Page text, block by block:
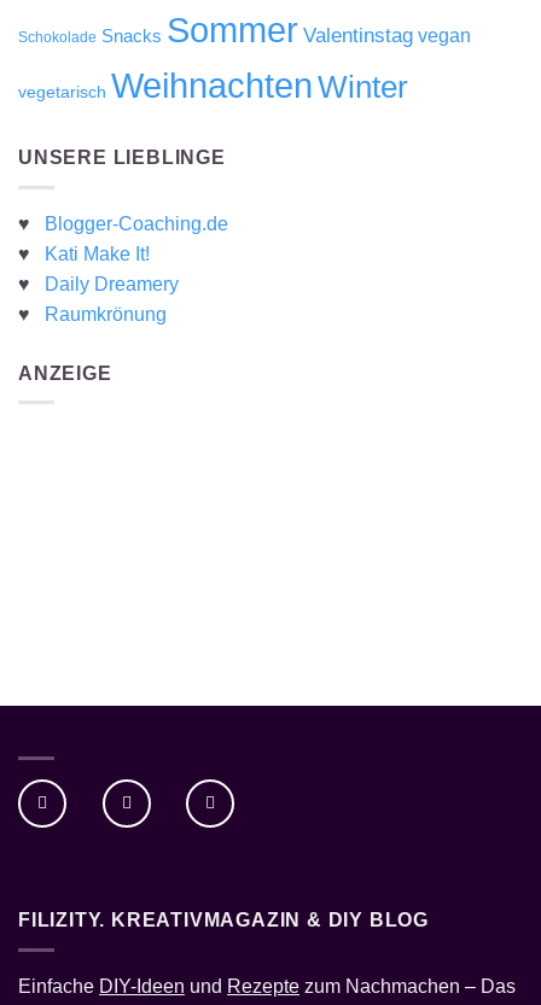
Schokolade Snacks Sommer Valentinstag vegan
vegetarisch WeihnachtenWinter
UNSERE LIEBLINGE
♥
Blogger-Coaching.de
♥
Kati Make It!
♥
Daily Dreamery
♥
Raumkrönung
ANZEIGE
FILIZITY. KREATIVMAGAZIN & DIY BLOG
Einfache DIY-Ideen und Rezepte zum Nachmachen – Das